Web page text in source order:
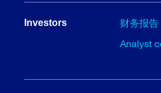
Investors
财务报告
Analyst